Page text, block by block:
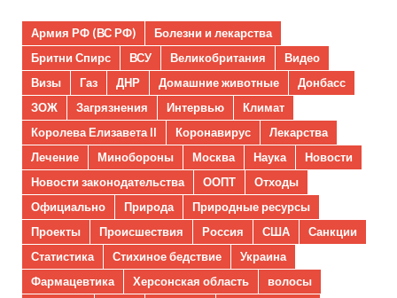
Армия РФ (ВС РФ)
Болезни и лекарства
Бритни Спирс
ВСУ Великобритания
Видео
Визы
Газ ДНР Домашние животные
Донбасс
ЗОЖ
Загрязнения Интервью
Климат
Королева Елизавета II
Коронавирус
Лекарства
Лечение
Минобороны Москва Наука
Новости
Новости законодательства
ООПТ
Отходы
Официально
Природа
Природные ресурсы
Проекты
Происшествия Россия США
Санкции
Статистика
Стихиное бедствие
Украина
Фармацевтика
Херсонская область
волосы